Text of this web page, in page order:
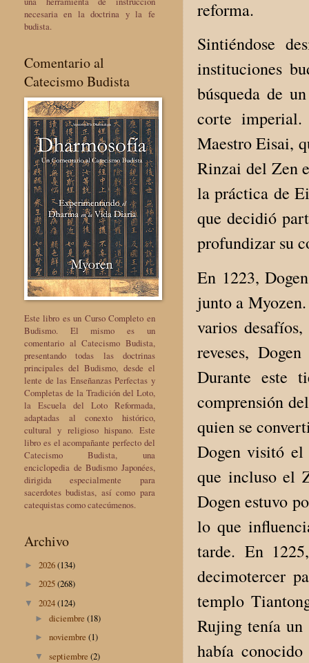
reforma.
Sintiéndose
instituciones
búsqueda de
corte
Maestro Eisai,
Rinzai del Zen
la práctica de
que decidió
profundizar su
En 1223,
junto a
varios
reveses,
Durante este
comprensión
quien se
Dogen visitó el
que incluso el
Dogen estuvo
lo que
tarde. En
decimotercer
templo
Rujing tenía un
había
necesaria en la doctrina y la fe
budista.
Comentario al
Catecismo Budista
Este libro es un Curso Completo en
Budismo. El mismo es un
comentario al Catecismo Budista,
presentando todas las doctrinas
principales del Budismo, desde el
lente de las Enseñanzas Perfectas y
Completas de la Tradición del Loto,
la Escuela del Loto Reformada,
adaptadas al conexto histórico,
cultural y religioso hispano. Este
libro es el acompañante perfecto del
Catecismo Budista, una
enciclopedia de Budismo Japonées,
dirigida especialmente para
sacerdotes budistas, así como para
catequistas como catecúmenos.
Archivo
► 2026(134)
► 2025(268)
▼ 2024(124)
►diciembre(18)
►noviembre(1)
▼septiembre(2)